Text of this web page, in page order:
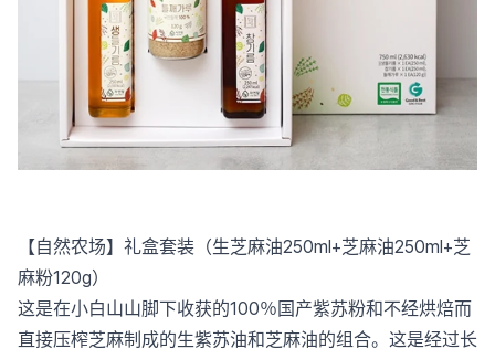
【自然农场】礼盒套装（生芝麻油250ml+芝麻油250ml+芝
麻粉120g）
这是在小白山山脚下收获的100％国产紫苏粉和不经烘焙而
直接压榨芝麻制成的生紫苏油和芝麻油的组合。这是经过长